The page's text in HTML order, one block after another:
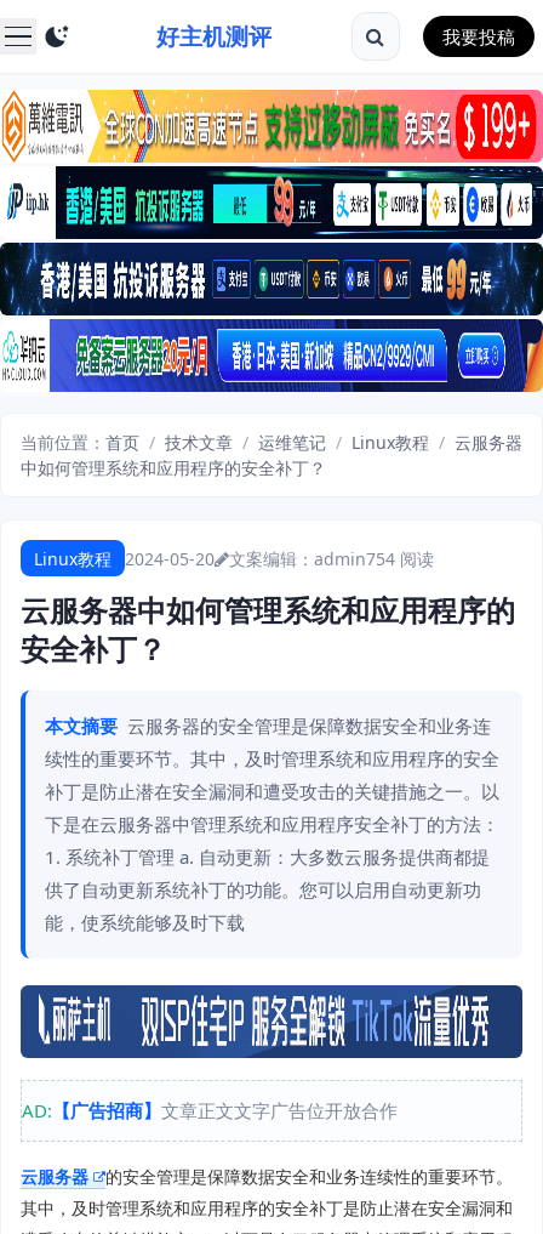
好主机测评 我要投稿
当前位置： 首页 / 技术文章 / 运维笔记 / Linux教程 / 云服务器
中如何管理系统和应用程序的安全补丁？
Linux教程 2024-05-20 文案编辑：admin754 阅读
云服务器中如何管理系统和应用程序的
安全补丁？
本文摘要 云服务器的安全管理是保障数据安全和业务连
续性的重要环节。其中，及时管理系统和应用程序的安全
补丁是防止潜在安全漏洞和遭受攻击的关键措施之一。以
下是在云服务器中管理系统和应用程序安全补丁的方法：
1. 系统补丁管理 a. 自动更新：大多数云服务提供商都提
供了自动更新系统补丁的功能。您可以启用自动更新功
能，使系统能够及时下载
AD: 【广告招商】 文章正文文字广告位开放合作
云服务器
的安全管理是保障数据安全和业务连续性的重要环节。
其中，及时管理系统和应用程序的安全补丁是防止潜在安全漏洞和